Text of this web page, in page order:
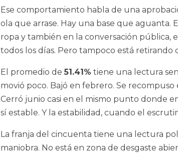
Ese comportamiento habla de una
ola que arrase. Hay una base que aguanta.
ropa y también en la conversación pública,
todos los días. Pero tampoco está retirando
El promedio de 51.41% tiene una lectura
movió poco. Bajó en febrero. Se
Cerró junio casi en el mismo punto donde
sí estable. Y la estabilidad, cuando el
La franja del cincuenta tiene una lectura
maniobra. No está en zona de desgaste